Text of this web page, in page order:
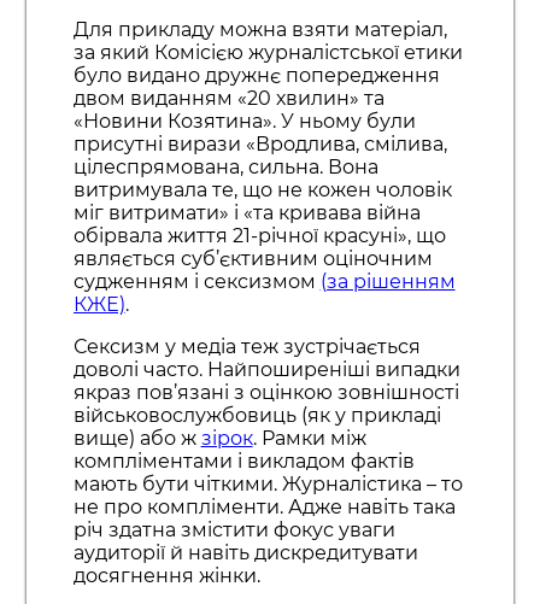
Для прикладу можна взяти матеріал,
за який Комісією журналістської етики
було видано дружнє попередження
двом виданням «20 хвилин» та
«Новини Козятина». У ньому були
присутні вирази «Вродлива, смілива,
цілеспрямована, сильна. Вона
витримувала те, що не кожен чоловік
міг витримати» і «та кривава війна
обірвала життя 21-річної красуні», що
являється суб’єктивним оціночним
судженням і сексизмом (за рішенням
КЖЕ).
Сексизм у медіа теж зустрічається
доволі часто. Найпоширеніші випадки
якраз пов’язані з оцінкою зовнішності
військовослужбовиць (як у прикладі
вище) або ж зірок. Рамки між
компліментами і викладом фактів
мають бути чіткими. Журналістика – то
не про компліменти. Адже навіть така
річ здатна змістити фокус уваги
аудиторії й навіть дискредитувати
досягнення жінки.